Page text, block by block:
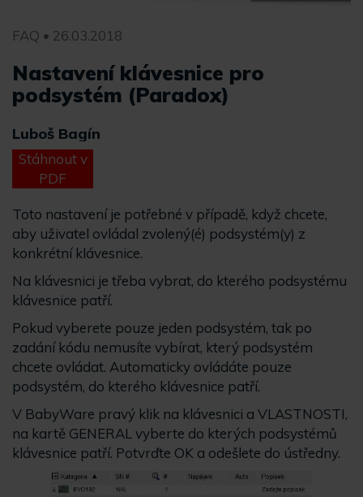
FAQ • 26.03.2018
Nastavení klávesnice pro
podsystém (Paradox)
Luboš Bagín
Stáhnout v
PDF
Toto nastavení je potřebné v případě, když chcete,
aby uživatel ovládal zvolený(é) podsystém(y) z
konkrétní klávesnice.
Na klávesnici je třeba vybrat, do kterého podsystému
klávesnice patří.
Pokud vyberete pouze jeden podsystém, tak po
zadání kódu nemusíte vybírat, který podsystém
chcete ovládat. Automaticky ovládáte pouze
podsystém, do kterého klávesnice patří.
V BabyWare pravý klik na klávesnici a VLASTNOSTI,
na kartě GENERAL vyberte do kterých podsystémů
klávesnice patří. Potvrďte OK a odešlete do ústředny.